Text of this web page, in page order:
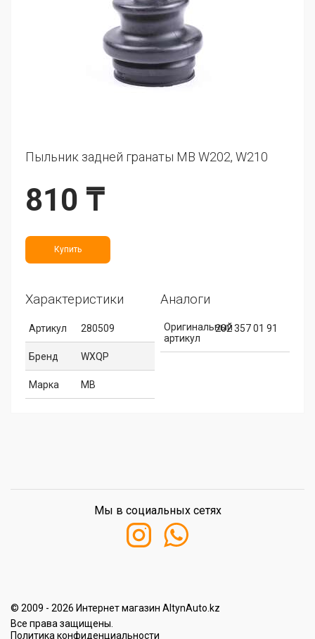
Пыльник задней гранаты MB W202, W210
810 ₸
Купить
Характеристики
Артикул 280509
Бренд WXQP
Марка MB
Аналоги
Оригинальный
артикул
202 357 01 91
© 2009 - 2026 Интернет магазин AltynAuto.kz
Все права защищены.
Политика конфиденциальности
Мы в социальных сетях